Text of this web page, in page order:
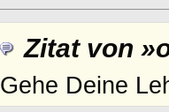
Zitat von
Gehe Deine